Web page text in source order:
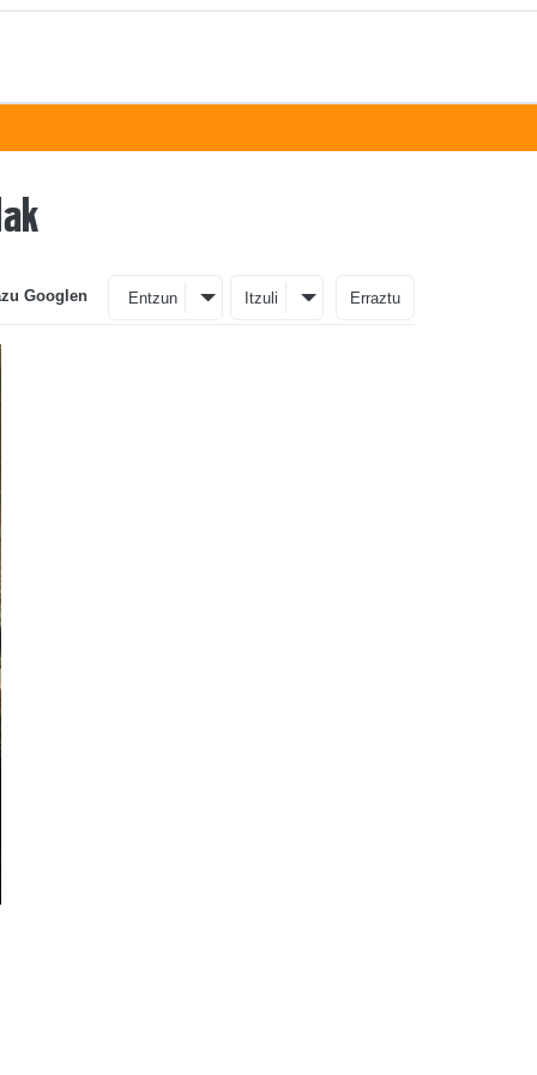
Googlen Entzun Itzuli Erraztu